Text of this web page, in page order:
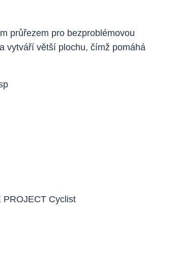
průřezem pro bezproblémovou
vytváří větší plochu, čímž pomáhá
Cyclist